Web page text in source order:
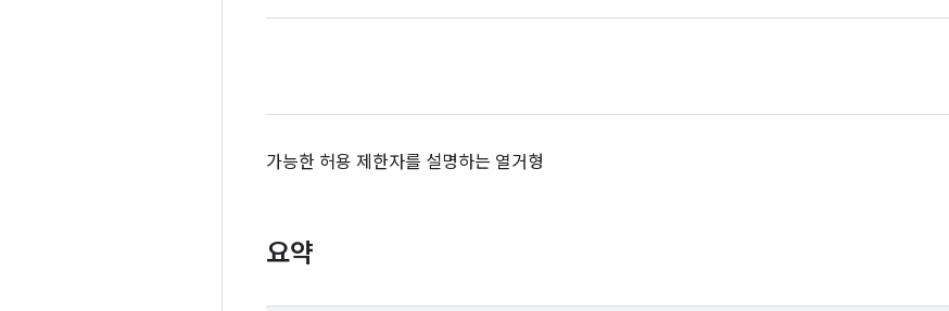
가능한 허용 제한자를 설명하는 열거형
요약